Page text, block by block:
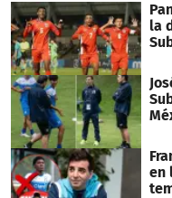
la
en